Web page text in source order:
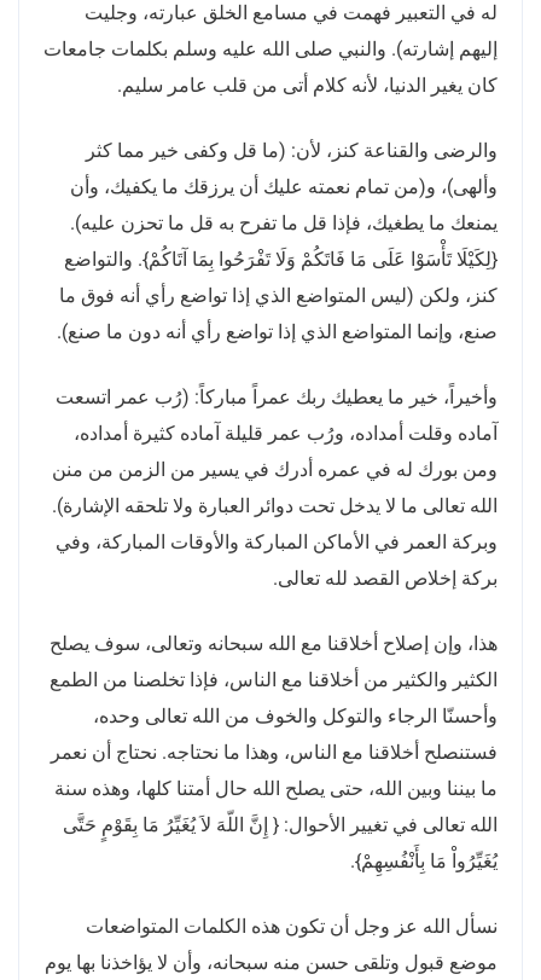
له في التعبير فهمت في مسامع الخلق عبارته، وجليت
إليهم إشارته). والنبي صلى الله عليه وسلم بكلمات جامعات
كان يغير الدنيا، لأنه كلام أتى من قلب عامر سليم.
والرضى والقناعة كنز، لأن: (ما قل وكفى خير مما كثر
وألهى)، و(من تمام نعمته عليك أن يرزقك ما يكفيك، وأن
يمنعك ما يطغيك، فإذا قل ما تفرح به قل ما تحزن عليه).
{لِكَيْلَا تَأْسَوْا عَلَى مَا فَاتَكُمْ وَلَا تَفْرَحُوا بِمَا آتَاكُمْ}. والتواضع
كنز، ولكن (ليس المتواضع الذي إذا تواضع رأي أنه فوق ما
صنع، وإنما المتواضع الذي إذا تواضع رأي أنه دون ما صنع).
وأخيراً، خير ما يعطيك ربك عمراً مباركاً: (رُب عمر اتسعت
آماده وقلت أمداده، ورُب عمر قليلة آماده كثيرة أمداده،
ومن بورك له في عمره أدرك في يسير من الزمن من منن
الله تعالى ما لا يدخل تحت دوائر العبارة ولا تلحقه الإشارة).
وبركة العمر في الأماكن المباركة والأوقات المباركة، وفي
بركة إخلاص القصد لله تعالى.
هذا، وإن إصلاح أخلاقنا مع الله سبحانه وتعالى، سوف يصلح
الكثير والكثير من أخلاقنا مع الناس، فإذا تخلصنا من الطمع
وأحسنّا الرجاء والتوكل والخوف من الله تعالى وحده،
فستنصلح أخلاقنا مع الناس، وهذا ما نحتاجه. نحتاج أن نعمر
ما بيننا وبين الله، حتى يصلح الله حال أمتنا كلها، وهذه سنة
الله تعالى في تغيير الأحوال: { إِنَّ اللّهَ لاَ يُغَيِّرُ مَا بِقَوْمٍ حَتَّى
يُغَيِّرُواْ مَا بِأَنْفُسِهِمْ}.
نسأل الله عز وجل أن تكون هذه الكلمات المتواضعات
موضع قبول وتلقى حسن منه سبحانه، وأن لا يؤاخذنا بها يوم